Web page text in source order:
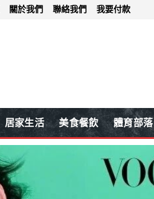
關於我們 聯絡我們 我要付款
居家生活 美食餐飲 體育部落